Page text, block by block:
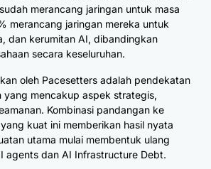
merancang jaringan untuk masa
merancang jaringan mereka untuk
dan kerumitan AI, dibandingkan
secara keseluruhan.
oleh Pacesetters adalah pendekatan
yang mencakup aspek strategis,
Kombinasi pandangan ke
kuat ini memberikan hasil nyata
utama mulai membentuk ulang
agents dan AI Infrastructure Debt.